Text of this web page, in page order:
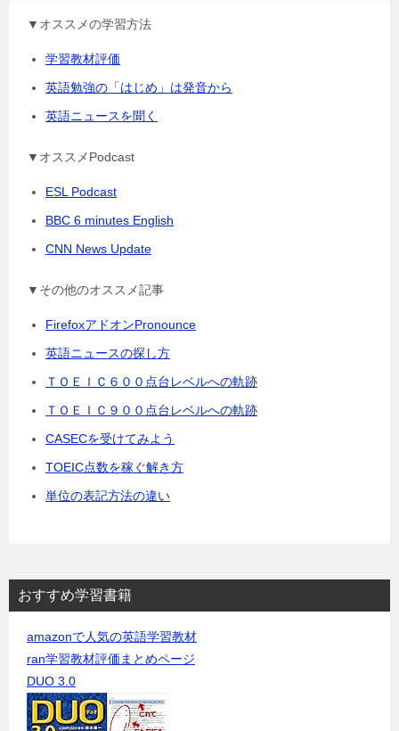
▼オススメの学習方法
学習教材評価
英語勉強の「はじめ」は発音から
英語ニュースを聞く
▼オススメPodcast
ESL Podcast
BBC 6 minutes English
CNN News Update
▼その他のオススメ記事
FirefoxアドオンPronounce
英語ニュースの探し方
ＴＯＥＩＣ６００点台レベルへの軌跡
ＴＯＥＩＣ９００点台レベルへの軌跡
CASECを受けてみよう
TOEIC点数を稼ぐ解き方
単位の表記方法の違い
おすすめ学習書籍
amazonで人気の英語学習教材
ran学習教材評価まとめページ
DUO 3.0